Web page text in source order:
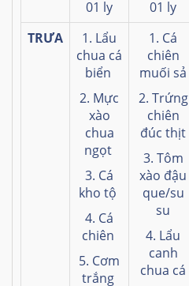
01 ly
01 ly
TRƯA
1. Lẩu
chua cá
biển
2. Mực
xào
chua
ngọt
3. Cá
kho tộ
4. Cá
chiên
5. Cơm
trắng
1. Cá
chiên
muối sả
2. Trứng
chiên
đúc thịt
3. Tôm
xào đậu
que/su
su
4. Lẩu
canh
chua cá